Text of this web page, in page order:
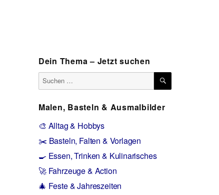
Dein Thema – Jetzt suchen
Suchen
nach:
SUCHEN
Malen, Basteln & Ausmalbilder
🎨 Alltag & Hobbys
✂️ Basteln, Falten & Vorlagen
🍳 Essen, Trinken & Kulinarisches
🚀 Fahrzeuge & Action
🎄 Feste & Jahreszeiten